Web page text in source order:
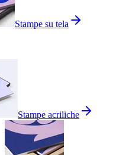
Stampe su tela
Stampe acriliche